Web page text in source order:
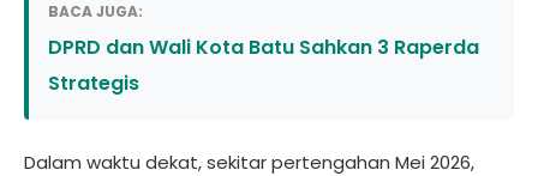
BACA JUGA:
DPRD dan Wali Kota Batu Sahkan 3 Raperda
Strategis
Dalam waktu dekat, sekitar pertengahan Mei 2026,